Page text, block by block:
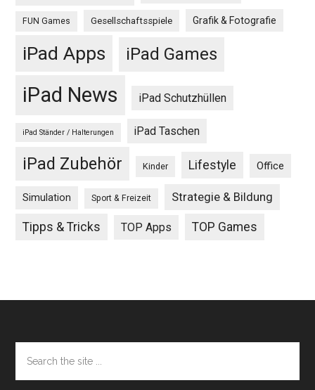
FUN Games Gesellschaftsspiele Grafik & Fotografie
iPad Apps iPad Games
iPad News iPad Schutzhüllen
iPad Ständer / Halterungen iPad Taschen
iPad Zubehör Kinder Lifestyle Office
Simulation Sport & Freizeit Strategie & Bildung
Tipps & Tricks TOP Apps TOP Games
Footer
the
site